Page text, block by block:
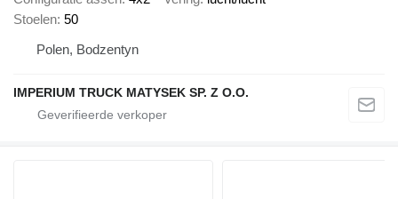
Stoelen 50
Polen, Bodzentyn
IMPERIUM TRUCK MATYSEK SP. Z O.O.